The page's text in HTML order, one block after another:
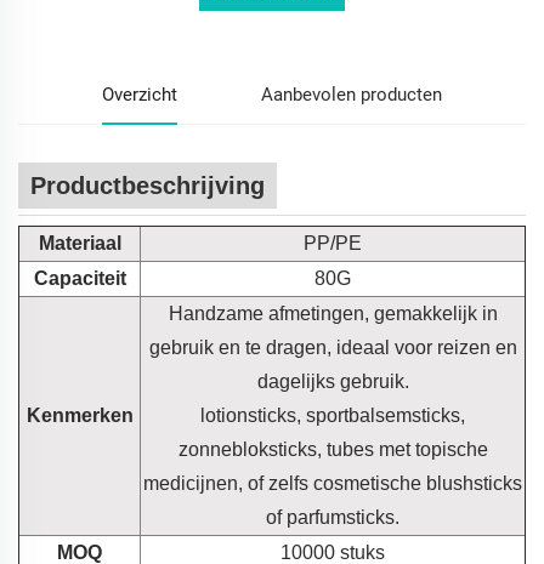
Overzicht Aanbevolen producten
Productbeschrijving
Materiaal
PP/PE
Capaciteit
80G
Kenmerken
Handzame afmetingen, gemakkelijk in
gebruik en te dragen, ideaal voor reizen en
dagelijks gebruik.
lotionsticks, sportbalsemsticks,
zonnebloksticks, tubes met topische
medicijnen, of zelfs cosmetische blushsticks
of parfumsticks.
MOQ
10000 stuks